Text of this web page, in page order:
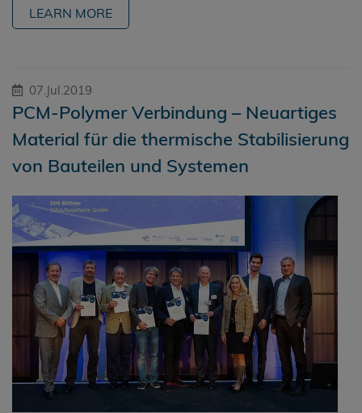
LEARN MORE
07.Jul.2019
PCM-Polymer Verbindung – Neuartiges
Material für die thermische Stabilisierung
von Bauteilen und Systemen